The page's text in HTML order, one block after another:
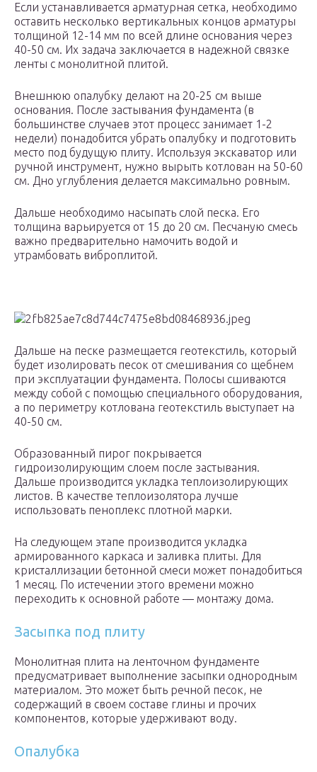
Если устанавливается арматурная сетка, необходимо
оставить несколько вертикальных концов арматуры
толщиной 12-14 мм по всей длине основания через
40-50 см. Их задача заключается в надежной связке
ленты с монолитной плитой.
Внешнюю опалубку делают на 20-25 см выше
основания. После застывания фундамента (в
большинстве случаев этот процесс занимает 1-2
недели) понадобится убрать опалубку и подготовить
место под будущую плиту. Используя экскаватор или
ручной инструмент, нужно вырыть котлован на 50-60
см. Дно углубления делается максимально ровным.
Дальше необходимо насыпать слой песка. Его
толщина варьируется от 15 до 20 см. Песчаную смесь
важно предварительно намочить водой и
утрамбовать виброплитой.
Дальше на песке размещается геотекстиль, который
будет изолировать песок от смешивания со щебнем
при эксплуатации фундамента. Полосы сшиваются
между собой с помощью специального оборудования,
а по периметру котлована геотекстиль выступает на
40-50 см.
Образованный пирог покрывается
гидроизолирующим слоем после застывания.
Дальше производится укладка теплоизолирующих
листов. В качестве теплоизолятора лучше
использовать пеноплекс плотной марки.
На следующем этапе производится укладка
армированного каркаса и заливка плиты. Для
кристаллизации бетонной смеси может понадобиться
1 месяц. По истечении этого времени можно
переходить к основной работе — монтажу дома.
Засыпка под плиту
Монолитная плита на ленточном фундаменте
предусматривает выполнение засыпки однородным
материалом. Это может быть речной песок, не
содержащий в своем составе глины и прочих
компонентов, которые удерживают воду.
Опалубка